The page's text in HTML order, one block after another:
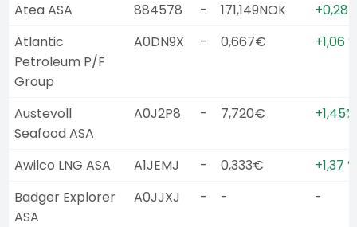
Atea ASA
884578 - 171,149NOK
+0,28
Atlantic
Petroleum P/F
Group
A0DN9X - 0,667€ +1,06 %
Austevoll
Seafood ASA
A0J2P8 - 7,720€ +1,45%
Awilco LNG ASA A1JEMJ - 0,333€
+1,37 %
Badger Explorer
ASA
A0JJXJ - - -